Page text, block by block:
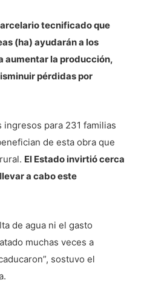
tecnificado que
(ha) ayudarán a los
aumentar la producción,
pérdidas por
para 231 familias
de esta obra que
El Estado invirtió cerca
a cabo este
de agua ni el gasto
muchas veces a
sostuvo el